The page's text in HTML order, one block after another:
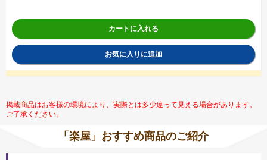
カートに入れる
お気に入りに追加
掲載商品はお客様の環境により、実際とは多少違って見える場合があります。
ご了承ください。
「楽屋」おすすめ商品のご紹介